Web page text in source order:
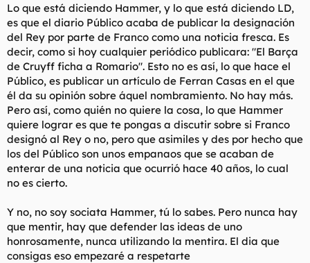
Lo que está diciendo Hammer, y lo que está diciendo LD,
es que el diario Público acaba de publicar la designación
del Rey por parte de Franco como una noticia fresca. Es
decir, como si hoy cualquier periódico publicara: "El Barça
de Cruyff ficha a Romario". Esto no es así, lo que hace el
Público, es publicar un artículo de Ferran Casas en el que
él da su opinión sobre áquel nombramiento. No hay más.
Pero así, como quién no quiere la cosa, lo que Hammer
quiere lograr es que te pongas a discutir sobre si Franco
designó al Rey o no, pero que asimiles y des por hecho que
los del Público son unos empanaos que se acaban de
enterar de una noticia que ocurrió hace 40 años, lo cual
no es cierto.
Y no, no soy sociata Hammer, tú lo sabes. Pero nunca hay
que mentir, hay que defender las ideas de uno
honrosamente, nunca utilizando la mentira. El dia que
consigas eso empezaré a respetarte